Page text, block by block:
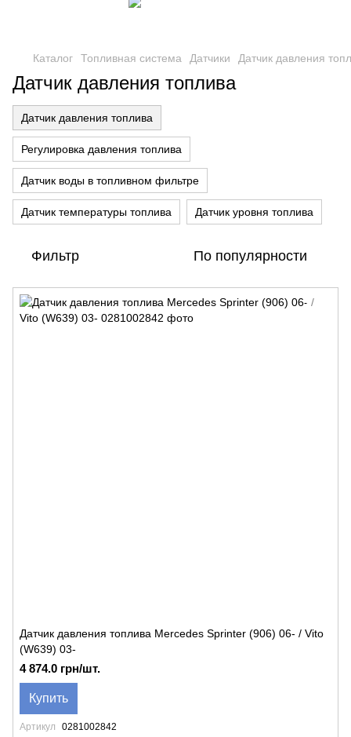
Каталог Топливная система Датчики Датчик давления
Датчик давления топлива
Датчик давления топлива
Регулировка давления топлива
Датчик воды в топливном фильтре
Датчик температуры топлива Датчик уровня топлива
Фильтр По популярности
Датчик давления топлива Mercedes Sprinter (906) 06- / Vito
(W639) 03-
4 874.0 грн/шт.
Купить
Артикул
0281002842